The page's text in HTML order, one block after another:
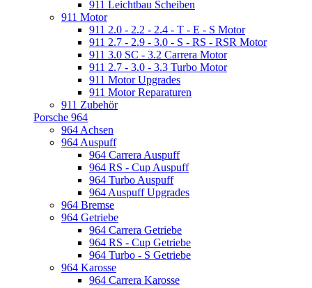
911 Leichtbau Scheiben
911 Motor
911 2.0 - 2.2 - 2.4 - T - E - S Motor
911 2.7 - 2.9 - 3.0 - S - RS - RSR Motor
911 3.0 SC - 3.2 Carrera Motor
911 2.7 - 3.0 - 3.3 Turbo Motor
911 Motor Upgrades
911 Motor Reparaturen
911 Zubehör
Porsche 964
964 Achsen
964 Auspuff
964 Carrera Auspuff
964 RS - Cup Auspuff
964 Turbo Auspuff
964 Auspuff Upgrades
964 Bremse
964 Getriebe
964 Carrera Getriebe
964 RS - Cup Getriebe
964 Turbo - S Getriebe
964 Karosse
964 Carrera Karosse